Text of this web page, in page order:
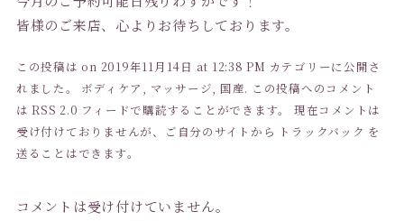
皆様のご来店、心よりお待ちしております。
この投稿は on 2019年11月14日 at 12:38 PM カテゴリーに公開さ
れました。 ボディケア , マッサージ, 国産. この投稿へのコメント
はRSS 2.0 フィードで購読することができます。 現在コメントは
受け付けておりませんが、ご自分のサイトから トラックバック を
送ることはできます。
コメントは受け付けていません。